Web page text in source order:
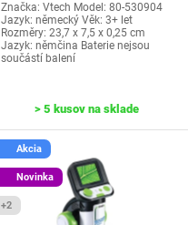
Značka: Vtech Model: 80-530904
Jazyk: německý Věk: 3+ let
Rozměry: 23,7 x 7,5 x 0,25 cm
Jazyk: němčina Baterie nejsou
součástí balení
> 5 kusov na sklade
Akcia
Novinka
+2